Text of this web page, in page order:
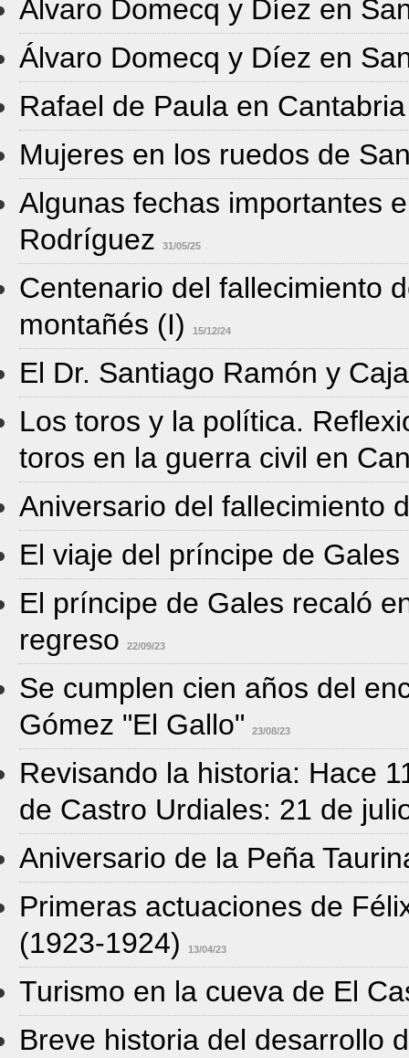
Álvaro Domecq y Díez en
Álvaro Domecq y Díez en
Rafael de Paula en Cantabria
Mujeres en los ruedos de
Algunas fechas importantes
Rodríguez
31/05/25
Centenario del fallecimiento
montañés (I)
15/12/24
El Dr. Santiago Ramón y
Los toros y la política.
toros en la guerra civil en
Aniversario del fallecimiento
El viaje del príncipe de
El príncipe de Gales recaló
regreso
22/09/23
Se cumplen cien años del
Gómez "El Gallo"
23/08/23
Revisando la historia: Hace
de Castro Urdiales: 21 de
Aniversario de la Peña
Primeras actuaciones de
(1923-1924)
13/04/23
Turismo en la cueva de El
Breve historia del desarrollo